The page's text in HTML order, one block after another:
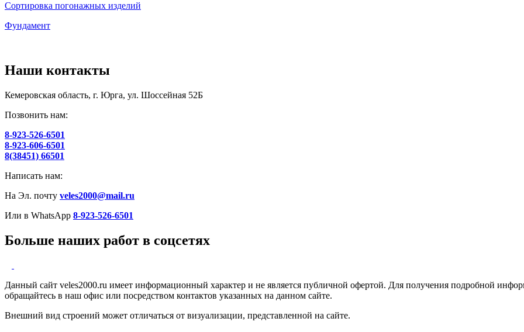
Сортировка погонажных изделий
Фундамент
Наши контакты
Кемеровская область, г. Юрга, ул. Шоссейная 52Б
Позвонить нам:
8-923-526-6501
8-923-606-6501
8(38451) 66501
Написать нам:
На Эл. почту veles2000@mail.ru
Или в WhatsApp 8-923-526-6501
Больше наших работ в соцсетях
Данный сайт veles2000.ru имеет информационный характер и не является публичной офертой. Для получения подробной
обращайтесь в наш офис или посредством контактов указанных на данном сайте.
Внешний вид строений может отличаться от визуализации, представленной на сайте.